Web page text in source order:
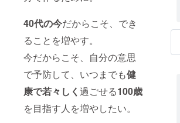
40代の今だからこそ、でき
ることを増やす。
今だからこそ、自分の意思
で予防して、いつまでも健
康で若々しく 過ごせる100歳
を目指す人を増やしたい。